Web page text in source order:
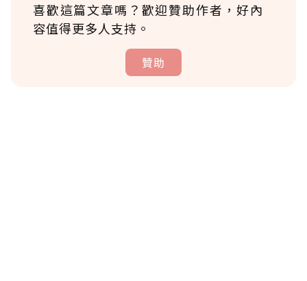
喜歡這篇文章嗎？歡迎贊助作者，好內
容值得更多人支持。
贊助